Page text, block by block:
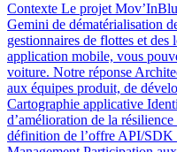
Contexte Le projet
Gemini de dématérialisation
gestionnaires de flottes et des
application mobile, vous
voiture. Notre réponse
aux équipes produit, de
Cartographie applicative
d’amélioration de la
définition de l’offre API/SDK